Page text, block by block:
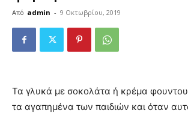
Από admin - 9 Οκτωβρίου, 2019
Τα γλυκά με σοκολάτα ή κρέμα
τα αγαπημένα των παιδιών και όταν